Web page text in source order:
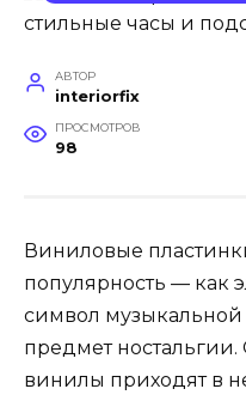
АВТОР
interiorfix
ПРОСМОТРОВ
98
Виниловые
популярность — как
символ музыкальной
предмет
винилы приходят в